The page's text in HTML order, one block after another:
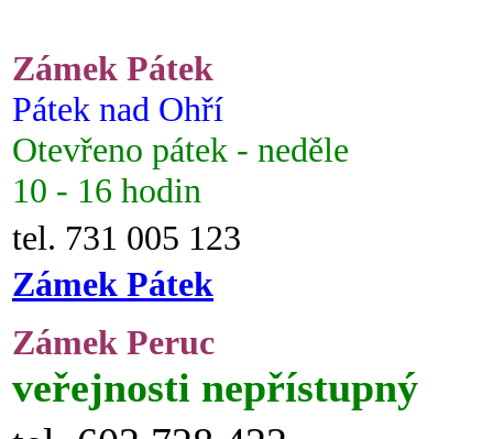
Zámek Pátek
Pátek nad Ohří
Otevřeno pátek - neděle
10 - 16 hodin
tel. 731 005 123
Zámek Pátek
Zámek Peruc
veřejnosti nepřístupný